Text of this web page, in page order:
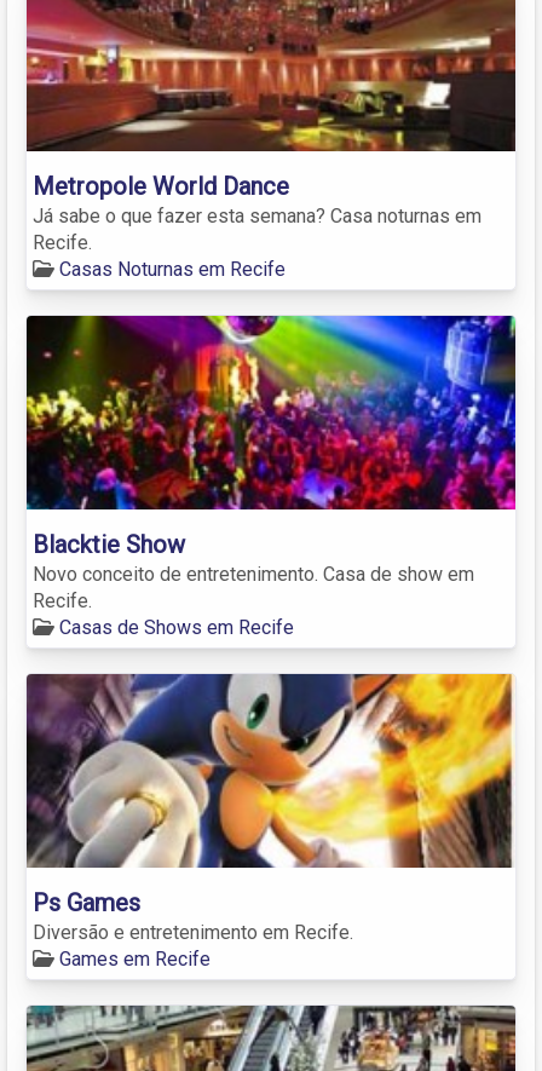
Metropole World Dance
Já sabe o que fazer esta semana? Casa noturnas em
Recife.
Casas Noturnas em Recife
Blacktie Show
Novo conceito de entretenimento. Casa de show em
Recife.
Casas de Shows em Recife
Ps Games
Diversão e entretenimento em Recife.
Games em Recife